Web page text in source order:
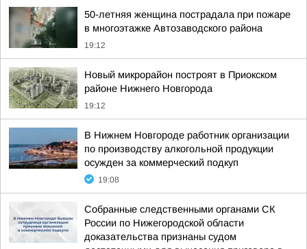
50-летняя женщина пострадала при пожаре
в многоэтажке Автозаводского района
19:12
Новый микрорайон построят в Приокском
районе Нижнего Новгорода
19:12
В Нижнем Новгороде работник организации
по производству алкогольной продукции
осужден за коммерческий подкуп
19:08
Собранные следственными органами СК
России по Нижегородской области
доказательства признаны судом